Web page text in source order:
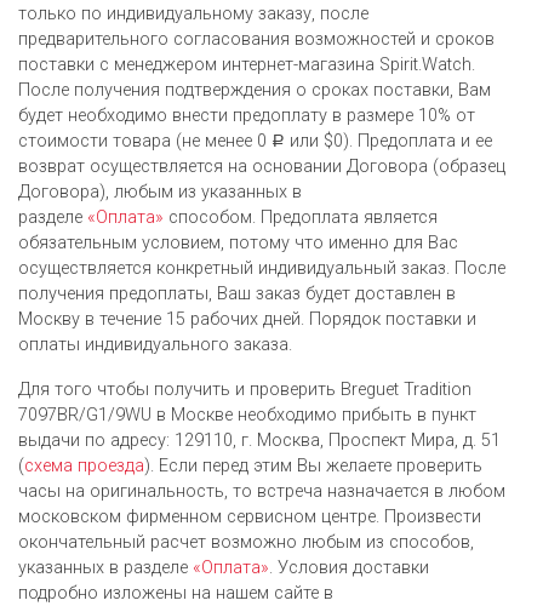
только по индивидуальному заказу, после
предварительного согласования возможностей и сроков
поставки с менеджером интернет-магазина Spirit.Watch.
После получения подтверждения о сроках поставки, Вам
будет необходимо внести предоплату в размере 10% от
стоимости товара (не менее 0 Р или $0). Предоплата и ее
возврат осуществляется на основании Договора (образец
Договора), любым из указанных в
разделе «Оплата» способом. Предоплата является
обязательным условием, потому что именно для Вас
осуществляется конкретный индивидуальный заказ. После
получения предоплаты, Ваш заказ будет доставлен в
Москву в течение 15 рабочих дней. Порядок поставки и
оплаты индивидуального заказа.
Для того чтобы получить и проверить Breguet Tradition
7097BR/G1/9WU в Москве необходимо прибыть в пункт
выдачи по адресу: 129110, г. Москва, Проспект Мира, д. 51
(схема проезда). Если перед этим Вы желаете проверить
часы на оригинальность, то встреча назначается в любом
московском фирменном сервисном центре. Произвести
окончательный расчет возможно любым из cпособов,
указанных в разделе «Оплата». Условия доставки
подробно изложены на нашем сайте в